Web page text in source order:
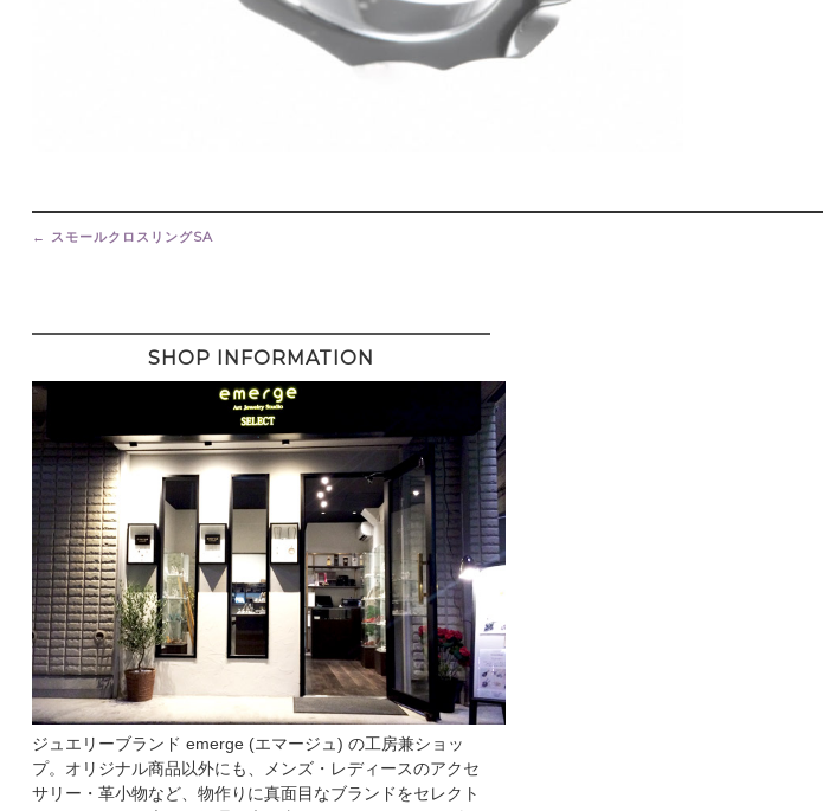
Post
navigation
← スモールクロスリングSA
SHOP INFORMATION
ジュエリーブランド emerge (エマージュ) の工房兼ショッ
プ。オリジナル商品以外にも、メンズ・レディースのアクセ
サリー・革小物など、物作りに真面目なブランドをセレクト